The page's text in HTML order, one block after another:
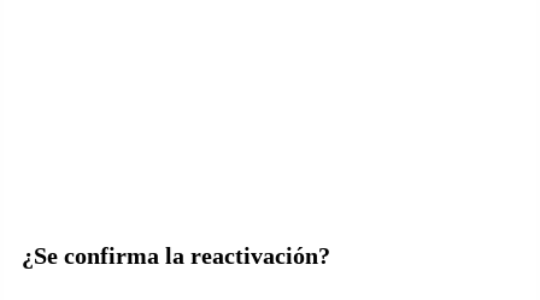
¿Se confirma la reactivación?